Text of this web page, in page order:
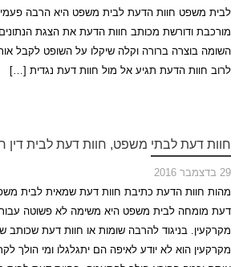
לבית משפט חוות הדעת לבית משפט היא הרבה
מורכבת ודורשת מכותב חוות הדעת את הצגת
השומה בוצרה ברורה וקלה שיקלו על השופט לקבל
לרוב חוות הדעת תגיע אל מול חוות דעת נגדית […]
חוות דעת לבתי משפט, חוות דעת לבית דין
29 בדצמבר 2016
מהות חוות הדעת כתיבת חוות דעת שמאית לבית
דעת מומחה לבית משפט היא משימה לא פשוטה
מקרקעין. בניגוד להרבה שומות או חוות דעת שכותב
מקרקעין הוא לא יודע לאיפה הם יתגלגלו ומי הולך